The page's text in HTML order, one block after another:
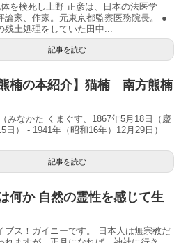
を検死し上野 正彦は、日本の法医学
論家、作家。元東京都監察医務院長。 ●
残土処理をしていた田中...
記事を読む
熊楠の本紹介】猫楠 南方熊楠
みなかた くまぐす、1867年5月18日（慶
日） - 1941年（昭和16年）12月29日）
記事を読む
何か 自然の霊性を感じて生
ブス！ガイニーです。 日本人は無宗教だ